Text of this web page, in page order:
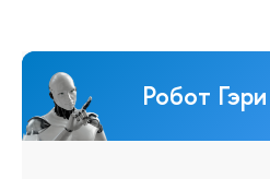
Робот